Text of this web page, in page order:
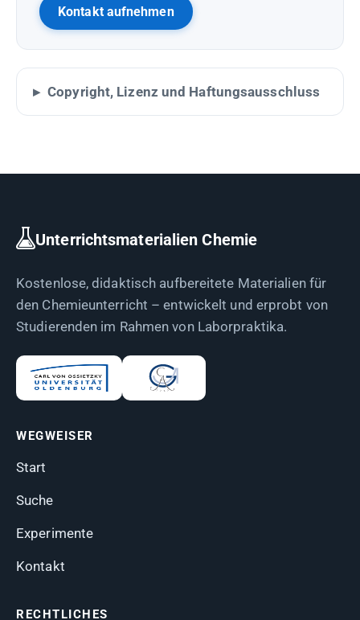
Kontakt aufnehmen
Copyright, Lizenz und Haftungsausschluss
Unterrichtsmaterialien Chemie
Kostenlose, didaktisch aufbereitete Materialien für
den Chemieunterricht – entwickelt und erprobt von
Studierenden im Rahmen von Laborpraktika.
WEGWEISER
Start
Suche
Experimente
Kontakt
RECHTLICHES